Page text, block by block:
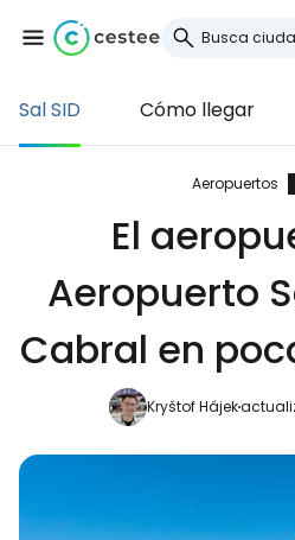
Sal SID Cómo llegar
Aeropuertos
El
Aeropuerto
Cabral en
Kryštof Hájek
Iniciar
Cestee
... la comunidad
Continuar